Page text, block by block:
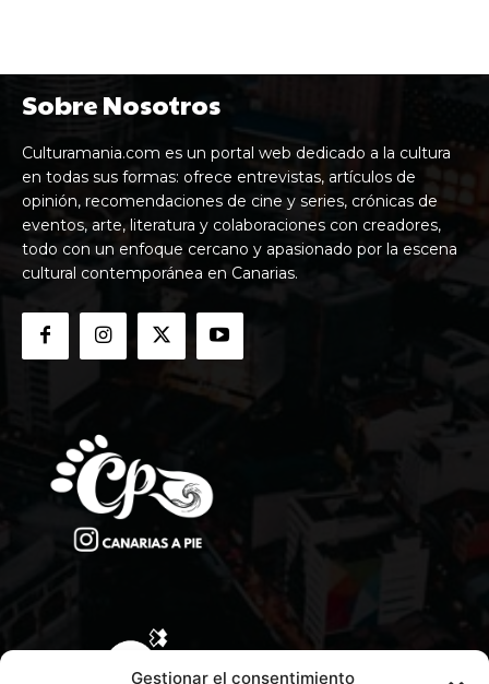
Gestionar el consentimiento
Sobre Nosotros
Culturamania.com es un portal web dedicado a la cultura
en todas sus formas: ofrece entrevistas, artículos de
opinión, recomendaciones de cine y series, crónicas de
eventos, arte, literatura y colaboraciones con creadores,
todo con un enfoque cercano y apasionado por la escena
cultural contemporánea en Canarias.